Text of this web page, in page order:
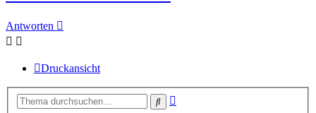
Antworten
Druckansicht
Suche